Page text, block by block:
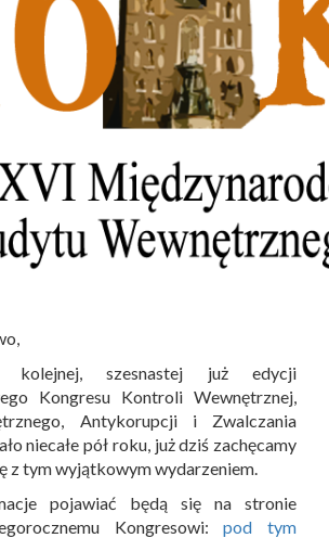
szesnastej już edycji
Kongresu Kontroli Wewnętrznej,
Antykorupcji i Zwalczania
niecałe pół roku, już dziś zachęcamy
z tym wyjątkowym wydarzeniem.
pojawiać będą się na stronie
Kongresowi:pod tym